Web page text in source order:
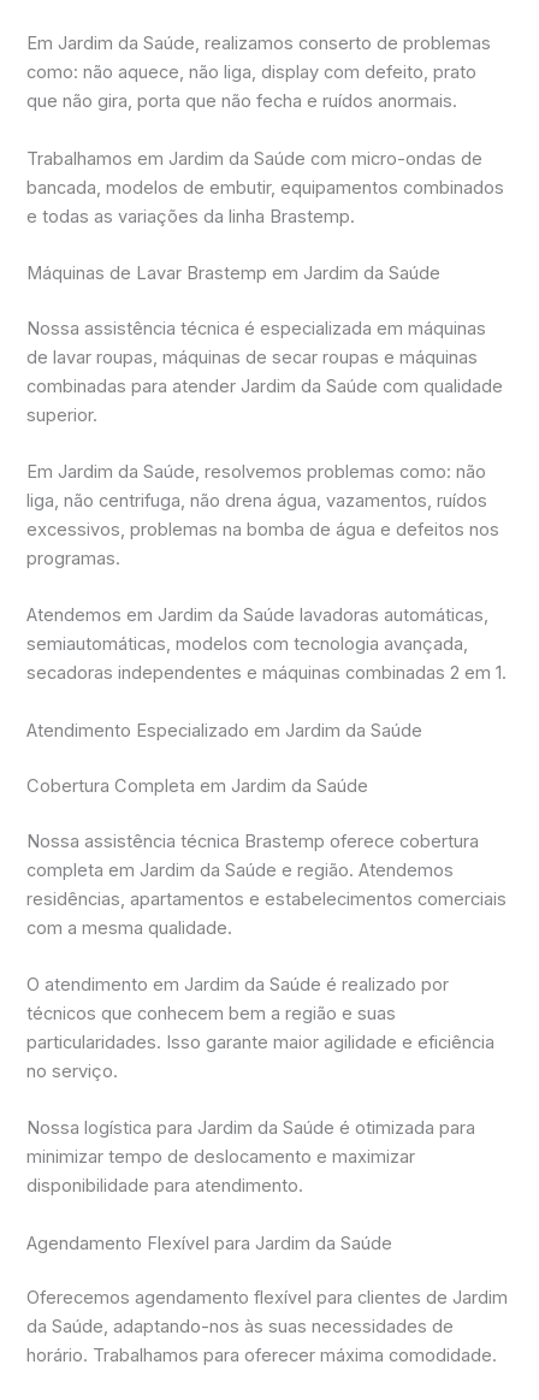
Em Jardim da Saúde, realizamos conserto de problemas
como: não aquece, não liga, display com defeito, prato
que não gira, porta que não fecha e ruídos anormais.
Trabalhamos em Jardim da Saúde com micro-ondas de
bancada, modelos de embutir, equipamentos combinados
e todas as variações da linha Brastemp.
Máquinas de Lavar Brastemp em Jardim da Saúde
Nossa assistência técnica é especializada em máquinas
de lavar roupas, máquinas de secar roupas e máquinas
combinadas para atender Jardim da Saúde com qualidade
superior.
Em Jardim da Saúde, resolvemos problemas como: não
liga, não centrifuga, não drena água, vazamentos, ruídos
excessivos, problemas na bomba de água e defeitos nos
programas.
Atendemos em Jardim da Saúde lavadoras automáticas,
semiautomáticas, modelos com tecnologia avançada,
secadoras independentes e máquinas combinadas 2 em 1.
Atendimento Especializado em Jardim da Saúde
Cobertura Completa em Jardim da Saúde
Nossa assistência técnica Brastemp oferece cobertura
completa em Jardim da Saúde e região. Atendemos
residências, apartamentos e estabelecimentos comerciais
com a mesma qualidade.
O atendimento em Jardim da Saúde é realizado por
técnicos que conhecem bem a região e suas
particularidades. Isso garante maior agilidade e eficiência
no serviço.
Nossa logística para Jardim da Saúde é otimizada para
minimizar tempo de deslocamento e maximizar
disponibilidade para atendimento.
Agendamento Flexível para Jardim da Saúde
Oferecemos agendamento flexível para clientes de Jardim
da Saúde, adaptando-nos às suas necessidades de
horário. Trabalhamos para oferecer máxima comodidade.